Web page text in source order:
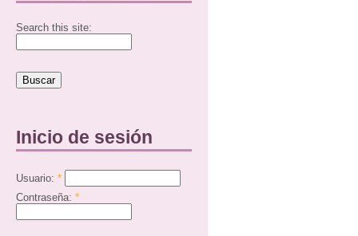
Search this site:
Inicio de sesión
Usuario: *
Contraseña: *